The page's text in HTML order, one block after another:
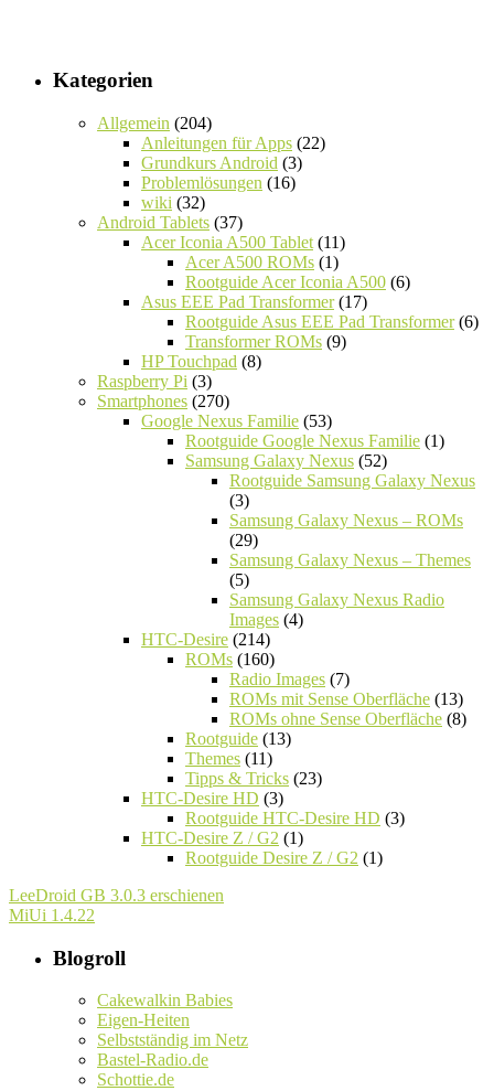
Kategorien
Allgemein (204)
Anleitungen für Apps (22)
Grundkurs Android (3)
Problemlösungen (16)
wiki (32)
Android Tablets (37)
Acer Iconia A500 Tablet (11)
Acer A500 ROMs (1)
Rootguide Acer Iconia A500 (6)
Asus EEE Pad Transformer(17)
Rootguide Asus EEE Pad Transformer(6)
Transformer ROMs (9)
HP Touchpad (8)
Raspberry Pi (3)
Smartphones (270)
Google Nexus Familie (53)
Rootguide Google Nexus Familie (1)
Samsung Galaxy Nexus (52)
Rootguide Samsung Galaxy Nexus
(3)
Samsung Galaxy Nexus – ROMs
(29)
Samsung Galaxy Nexus – Themes
(5)
Samsung Galaxy Nexus Radio
Images (4)
HTC-Desire (214)
ROMs (160)
Radio Images (7)
ROMs mit Sense Oberfläche (13)
ROMs ohne Sense Oberfläche (8)
Rootguide (13)
Themes (11)
Tipps & Tricks (23)
HTC-Desire HD (3)
Rootguide HTC-Desire HD (3)
HTC-Desire Z / G2 (1)
Rootguide Desire Z / G2 (1)
LeeDroid GB 3.0.3 erschienen
MiUi 1.4.22
Blogroll
Cakewalkin Babies
Eigen-Heiten
Selbstständig im Netz
Bastel-Radio.de
Schottie.de